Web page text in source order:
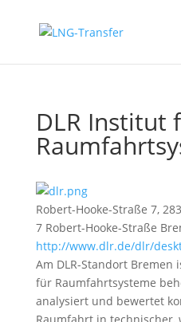
DLR Institut
Robert-Hooke-Straße 7,
7 Robert-Hooke-Straße
http://www.dlr.de/dlr/
Am DLR-Standort Bremen
für Raumfahrtsysteme
analysiert und bewertet